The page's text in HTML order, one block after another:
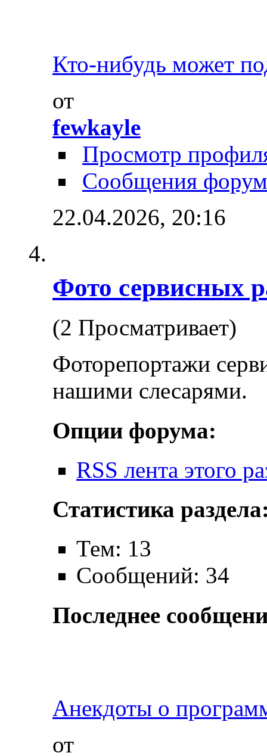
Кто-нибудь может
от
fewkayle
Просмотр
Сообщения
22.04.2026, 20:16
Фото сервисных
(2 Просматривает)
Фоторепортажи
нашими слесарями.
Опции форума:
RSS лента этого
Статистика
Тем: 13
Сообщений: 34
Последнее
Анекдоты о
от